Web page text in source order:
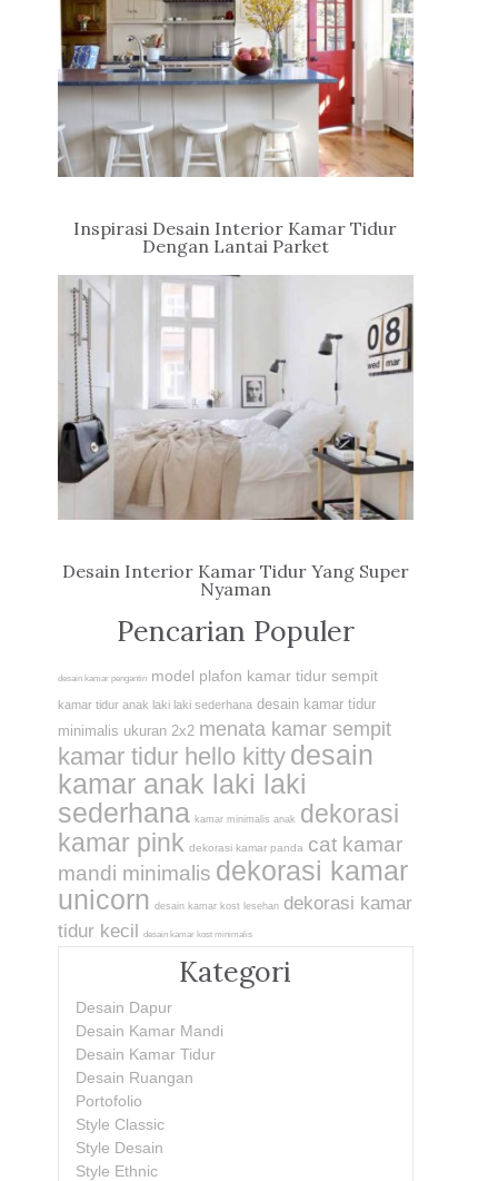
Inspirasi Desain Interior Kamar Tidur
Dengan Lantai Parket
Desain Interior Kamar Tidur Yang Super
Nyaman
Pencarian Populer
desain kamar pengantin model plafon kamar tidur sempit
kamar tidur anak laki laki sederhana desain kamar tidur
minimalis ukuran 2x2 menata kamar sempit
kamar tidur hello kitty desain
kamar anak laki laki
sederhana kamar minimalis anak dekorasi
kamar pink dekorasi kamar panda cat kamar
mandi minimalis dekorasi kamar
unicorn desain kamar kost lesehan dekorasi kamar
tidur kecil desain kamar kost minimalis
Kategori
Desain Dapur
Desain Kamar Mandi
Desain Kamar Tidur
Desain Ruangan
Portofolio
Style Classic
Style Desain
Style Ethnic